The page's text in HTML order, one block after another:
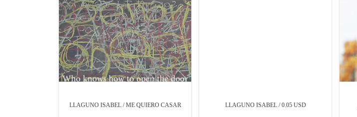
LLAGUNO ISABEL / ME QUIERO CASAR LLAGUNO ISABEL / 0.05 USD